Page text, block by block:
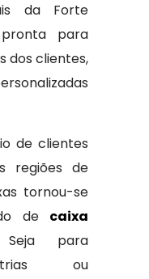
da Forte
para
dos clientes,
de clientes
regiões de
tornou-se
de caixa
para
ou